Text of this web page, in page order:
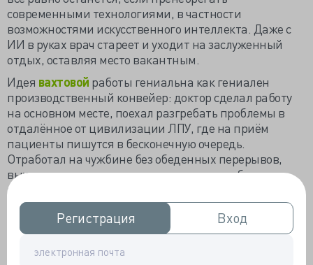
Регистрация
Регистрация Вход
Вход
современными технологиями, в частности
возможностями искусственного интеллекта. Даже с
ИИ в руках врач стареет и уходит на заслуженный
отдых, оставляя место вакантным.
Идея вахтовой работы гениальна как гениален
производственный конвейер: доктор сделал работу
на основном месте, поехал разгребать проблемы в
отдалённое от цивилизации ЛПУ, где на приём
пациенты пишутся в бесконечную очередь.
Отработал на чужбине без обеденных перерывов,
выходных и праздников, вернулся разгребать
накопившееся в родном ЛПУ. И так не по разу в год:
разгрёб – уехал, приехал – разгрёб и уехал, приехал –
разгрёб и уехал…
основному месту работы не обещает ни